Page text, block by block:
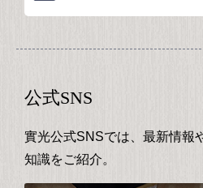
公式SNS
實光公式SNSでは、最新情報
知識をご紹介。